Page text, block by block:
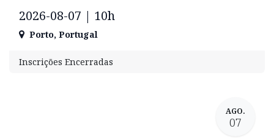
2026-08-07 | 10h
Porto, Portugal
Inscrições Encerradas
AGO.
07